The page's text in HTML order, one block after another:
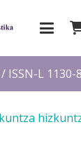
ISSN-L 1130-